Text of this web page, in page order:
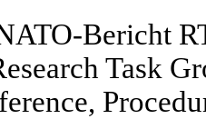
Bericht
Task